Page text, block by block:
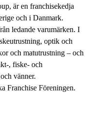
är en franchisekedja
och i Danmark.
ledande varumärken. I
optik och
och matutrustning – och
, fiske- och
vänner.
Franchise Föreningen.